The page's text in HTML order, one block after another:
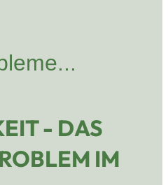
- DAS
IM H